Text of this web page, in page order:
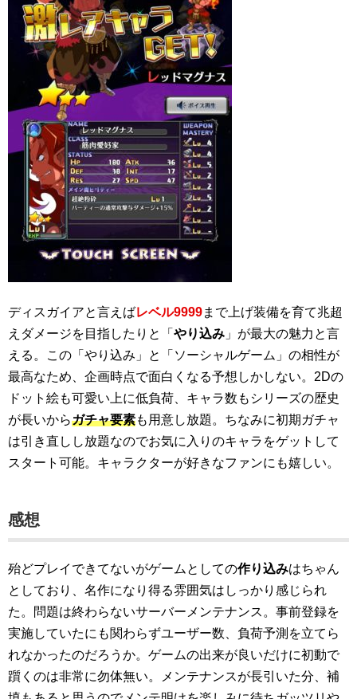
ディスガイアと言えばレベル9999まで上げ装備を育て兆超
えダメージを目指したりと「 やり込み 」が最大の魅力と言
える。この「やり込み」と「ソーシャルゲーム」の相性が
最高なため、企画時点で面白くなる予想しかしない。2Dの
ドット絵も可愛い上に低負荷、キャラ数もシリーズの歴史
が長いからガチャ要素も用意し放題。ちなみに初期ガチャ
は引き直しし放題なのでお気に入りのキャラをゲットして
スタート可能。キャラクターが好きなファンにも嬉しい。
感想
殆どプレイできてないがゲームとしての作り込みはちゃん
としており、名作になり得る雰囲気はしっかり感じられ
た。問題は終わらないサーバーメンテナンス。事前登録を
実施していたにも関わらずユーザー数、負荷予測を立てら
れなかったのだろうか。ゲームの出来が良いだけに初動で
躓くのは非常に勿体無い。メンテナンスが長引いた分、補